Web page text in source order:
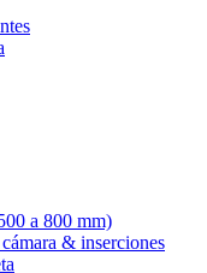
a 800 mm)
& inserciones